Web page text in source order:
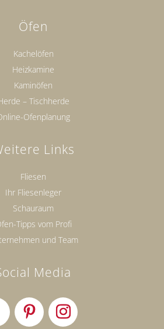
Öfen
Kachelöfen
Heizkamine
Kaminöfen
– Tischherde
Ofenplanung
Links
Fliesen
Ihr Fliesenleger
Schauraum
Tipps vom Profi
und Team
Media